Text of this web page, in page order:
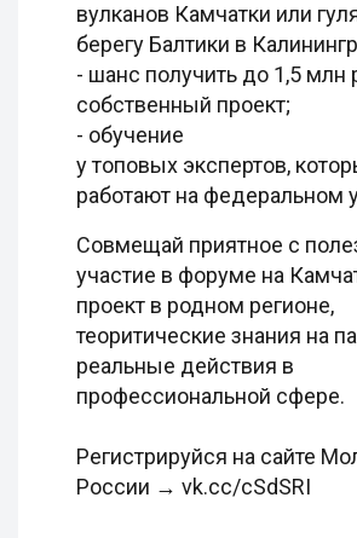
вулканов Камчатки или
берегу Балтики в
- шанс получить до 1,5 млн
собственный проект;
- обучение
у топовых экспертов,
работают на федеральном
Совмещай приятное с
участие в форуме на
проект в родном регионе,
теоритические знания на
реальные действия в
профессиональной сфере.
Регистрируйся на сайте
России → vk.cc/cSdSRI